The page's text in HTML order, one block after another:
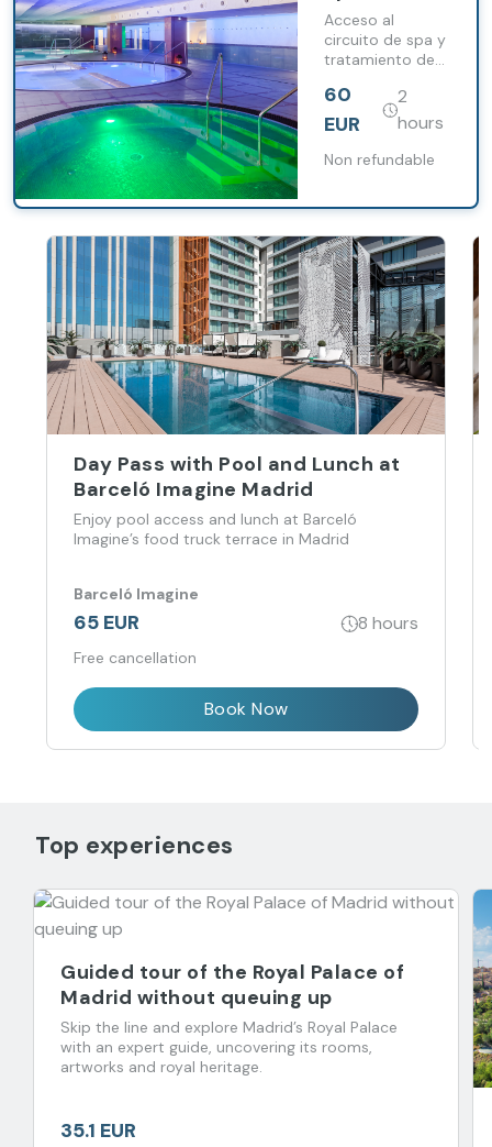
Tratamiento
Acceso al
circuito de spa y
tratamiento de
elegir para
disfrutar de una
experiencia de
60
EUR
2
hours
Non refundable
Day Pass with Pool and Lunch at
Barceló Imagine Madrid
Enjoy pool access and lunch at Barceló
Imagine’s food truck terrace in Madrid
Barceló Imagine
65 EUR 8 hours
Free cancellation
Book Now
Top experiences
Guided tour of the Royal Palace of
Madrid without queuing up
Skip the line and explore Madrid’s Royal Palace
with an expert guide, uncovering its rooms,
artworks and royal heritage.
35.1 EUR